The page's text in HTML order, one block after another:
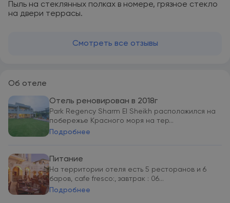
Пыль на стеклянных полках в номере, грязное стекло
на двери террасы.
Смотреть все отзывы
Об отеле
Отель реновирован в 2018г
Park Regency Sharm El Sheikh расположился на
побережье Красного моря на тер...
Подробнее
Питание
На территории отеля есть 5 ресторанов и 6
баров, cafe fresco:, завтрак : 06...
Подробнее